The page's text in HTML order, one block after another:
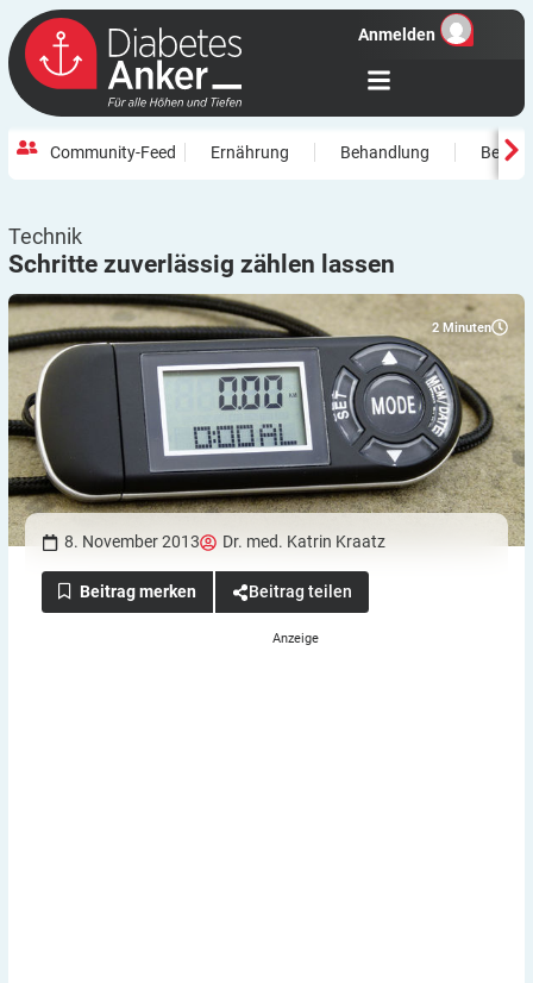
Anmelden
Community-Feed Ernährung Behandlung
Technik
Schritte zuverlässig zählen lassen
2 Minuten
8. November 2013 Dr. med. Katrin Kraatz
Beitrag teilen